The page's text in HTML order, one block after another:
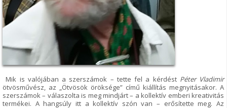
Mik is valójában a szerszámok – tette fel a kérdést Péter Vladimir
ötvösművész, az „Ötvösök öröksége” című kiállítás megnyitásakor. A
szerszámok – válaszolta is meg mindjárt – a kollektív emberi kreativitás
termékei. A hangsúly itt a kollektív szón van – erősítette meg. Az